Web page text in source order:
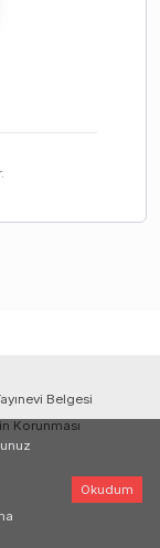
Belgesi
Korunması
Okudum